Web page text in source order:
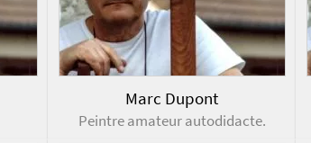
Marc Dupont
Peintre amateur autodidacte.